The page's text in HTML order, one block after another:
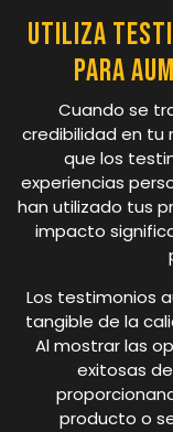
Utiliza
para
Cuando se
credibilidad en tu
que los
experiencias
han utilizado tus
impacto
Los testimonios
tangible de la
Al mostrar las
exitosas
producto o